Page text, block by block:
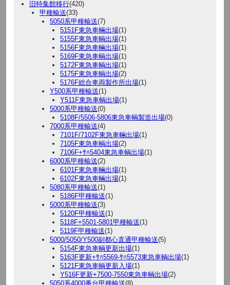
旧特集館移行(420)
甲種輸送(33)
5050系甲種輸送(7)
5151F東急車輛出場(1)
5155F東急車輌出場(1)
5156F東急車輛出場(1)
5169F東急車輌出場(1)
5172F東急車輌出場(1)
5175F東急車輌出場(2)
5176F総合車両製作所出場(1)
Y500系甲種輸送(1)
Y511F東急車輌出場(1)
5000系甲種輸送(0)
5108F/5506-5806東急車輌製造出場(0)
7000系甲種輸送(4)
7101F/7102F東急車輛出場(1)
7105F東急車輌出場(2)
7106F+ｻﾊ5404東急車輌出場(1)
6000系甲種輸送(2)
6101F東急車輛出場(1)
6102F東急車輛出場(1)
5080系甲種輸送(1)
5186F甲種輸送(1)
5000系甲種輸送(3)
5120F甲種輸送(1)
5118F+5501-5801甲種輸送(1)
5119F甲種輸送(1)
5000/5050/Y500副都心直通甲種輸送(5)
5154F東急車輌更新出場(1)
5163F更新+ｻﾊ5569-ｻﾊ5573東急車輌出場(1)
5121F東急車輌更新入場(1)
Y516F更新+7500-7550東急車輌出場(2)
5050系4000番台甲種輸送(8)